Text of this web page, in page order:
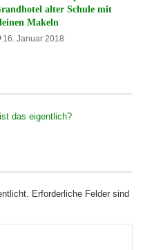
alter Schule mit
Makeln
16. Januar 2018
das eigentlich?
Erforderliche Felder sind